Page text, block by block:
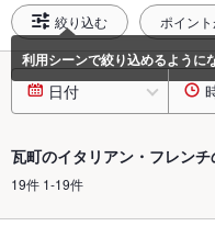
絞り込む ポイン
日付
瓦町のイタリアン・フレン
19件 1-19件